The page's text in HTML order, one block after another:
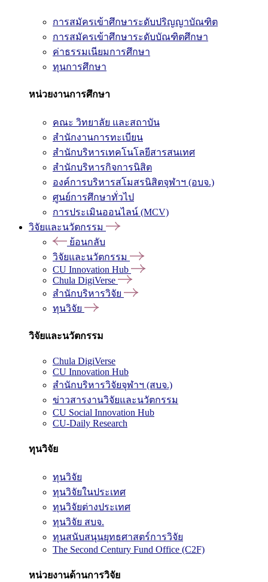
การสมัครเข้าศึกษาระดับปริญญาบัณฑิต
การสมัครเข้าศึกษาระดับบัณฑิตศึกษา
ค่าธรรมเนียมการศึกษา
ทุนการศึกษา
หน่วยงานการศึกษา
คณะ วิทยาลัย และสถาบัน
สำนักงานการทะเบียน
สำนักบริหารเทคโนโลยีสารสนเทศ
สำนักบริหารกิจการนิสิต
องค์การบริหารสโมสรนิสิตจุฬาฯ (อบจ.)
ศูนย์การศึกษาทั่วไป
การประเมินออนไลน์ (MCV)
วิจัยและนวัตกรรม
ย้อนกลับ
วิจัยและนวัตกรรม
CU Innovation Hub
Chula DigiVerse
สำนักบริหารวิจัย
ทุนวิจัย
วิจัยและนวัตกรรม
Chula DigiVerse
CU Innovation Hub
สำนักบริหารวิจัยจุฬาฯ (สบจ.)
ข่าวสารงานวิจัยและนวัตกรรม
CU Social Innovation Hub
CU-Daily Research
ทุนวิจัย
ทุนวิจัย
ทุนวิจัยในประเทศ
ทุนวิจัยต่างประเทศ
ทุนวิจัย สบจ.
ทุนสนับสนุนยุทธศาสตร์การวิจัย
The Second Century Fund Office (C2F)
หน่วยงานด้านการวิจัย